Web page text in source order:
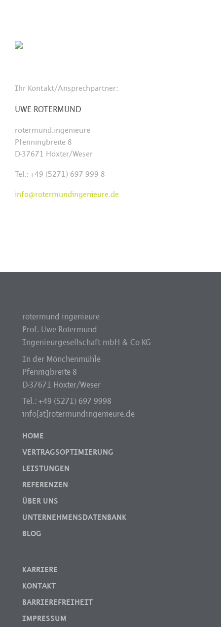
Ihr Kontakt/Ansprechpartner:
UWE ROTERMUND
rotermund.ingenieure
Pfenningbreite 8
D-37671 Höxter/Weser
Tel.: +49 (5271) 697 999 8
info@rotermundingenieure.de
rotermund ingenieure
Prof. Uwe Rotermund
Ingenieurgesellschaft mbH & Co KG
In der Mönchenmühle
Pfennigbreite 8
D-37671 Höxter/Weser
Tel.: +49 (5271) 697 9998
info[at]rotermundingenieure.de
HOME
VERTRAGSOPTIMIERUNG
LEISTUNGEN
REFERENZEN
ÜBER UNS
UNTERNEHMENSDATENBANK
BLOG
KARRIERE
KONTAKT
BARRIEREFREIHEIT
IMPRESSUM